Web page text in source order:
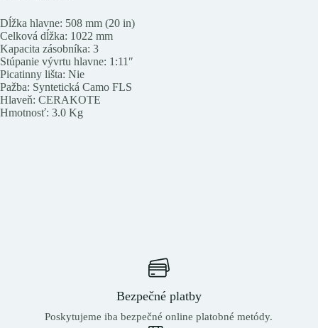
Dĺžka hlavne: 508 mm (20 in)
Celková dĺžka: 1022 mm
Kapacita zásobníka: 3
Stúpanie vývrtu hlavne: 1:11″
Picatinny lišta: Nie
Pažba: Syntetická Camo FLS
Hlaveň: CERAKOTE
Hmotnosť: 3.0 Kg
Bezpečné platby
Poskytujeme iba bezpečné online platobné metódy.